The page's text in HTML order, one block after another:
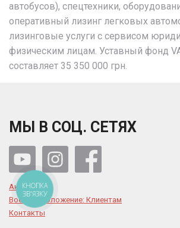
автобусов), спецтехники,
оперативный лизинг легковых
лизинговые услуги с сервисом
физическим лицам. Уставный фонд
составляет 35 350 000 грн.
МЫ В СОЦ. СЕТЯХ
Акции
Военное положение: Клиентам
Контакты
КНОПКА
ЗВ'ЯЗКУ